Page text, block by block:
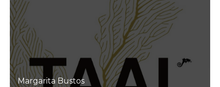
Margarita Bustos